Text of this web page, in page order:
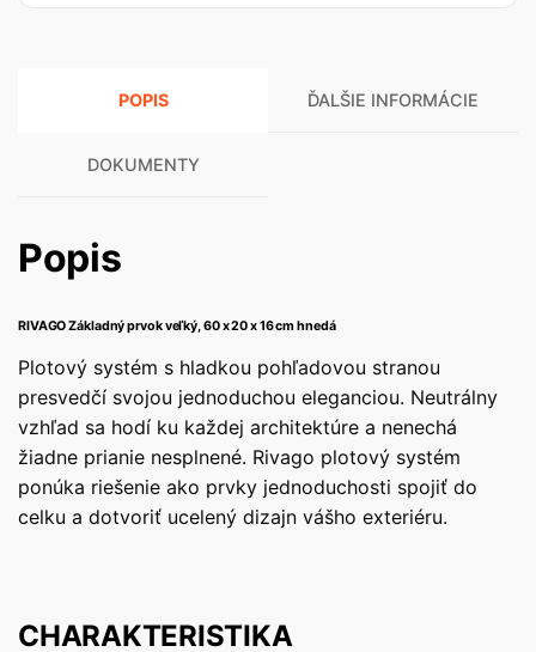
POPIS ĎALŠIE INFORMÁCIE
DOKUMENTY
Popis
RIVAGO Základný prvok veľký, 60 x 20 x 16 cm hnedá
Plotový systém s hladkou pohľadovou stranou
presvedčí svojou jednoduchou eleganciou. Neutrálny
vzhľad sa hodí ku každej architektúre a nenechá
žiadne prianie nesplnené. Rivago plotový systém
ponúka riešenie ako prvky jednoduchosti spojiť do
celku a dotvoriť ucelený dizajn vášho exteriéru.
CHARAKTERISTIKA